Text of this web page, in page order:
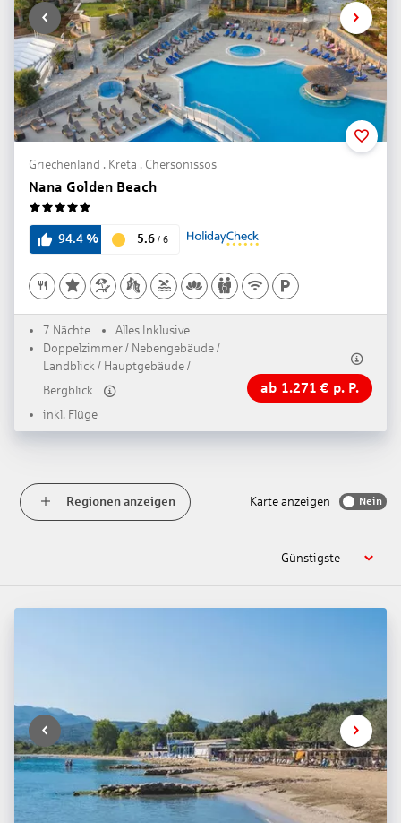
Griechenland . Kreta . Chersonissos
Nana Golden Beach
94.4% 5.6 / 6
7 Nächte
Alles Inklusive
Doppelzimmer / Nebengebäude /
Landblick / Hauptgebäude /
Bergblick
inkl. Flüge
ab 1.271 € p. P.
Regionen anzeigen Karte anzeigen Nein
Günstigste